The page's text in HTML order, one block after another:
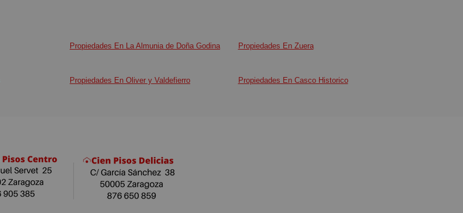
Propiedades En La Almunia de Doña Godina Propiedades En Zuera
Propiedades En Oliver y Valdefierro Propiedades En Casco Historico